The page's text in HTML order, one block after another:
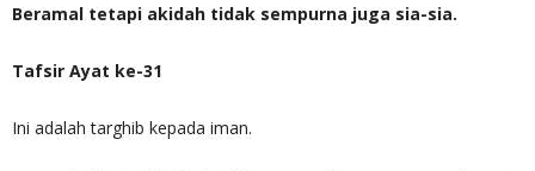
Beramal tetapi akidah tidak sempurna juga sia-sia.
Tafsir Ayat ke-31
Ini adalah targhib kepada iman.